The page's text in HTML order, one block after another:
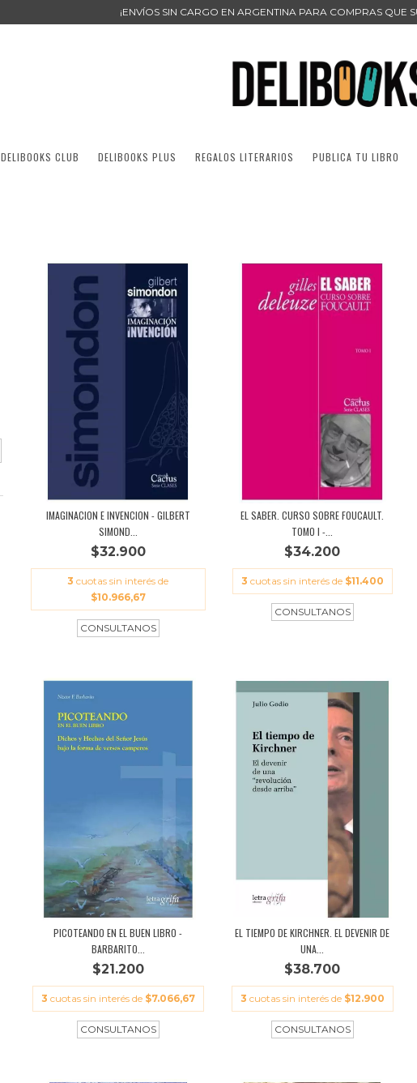
¡ENVÍOS SIN CARGO EN ARGENTINA PARA COMPRAS QUE
DELIBOOKS CLUB DELIBOOKS PLUS REGALOS LITERARIOS PUBLICA TU LIBRO
IMAGINACION E INVENCION - GILBERT
SIMOND...
$32.900
3 cuotas sin interés de
$10.966,67
EL SABER. CURSO SOBRE FOUCAULT.
TOMO I -...
$34.200
3 cuotas sin interés de $11.400
PICOTEANDO EN EL BUEN LIBRO -
BARBARITO...
$21.200
3 cuotas sin interés de $7.066,67
EL TIEMPO DE KIRCHNER. EL DEVENIR DE
UNA...
$38.700
3 cuotas sin interés de $12.900